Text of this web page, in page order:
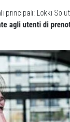
principali: Lokki
agli utenti di